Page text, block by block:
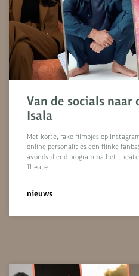
Van de socials naar
Isala
Met korte, rake filmpjes op
online personalities een flinke
avondvullend programma het
Theate…
nieuws